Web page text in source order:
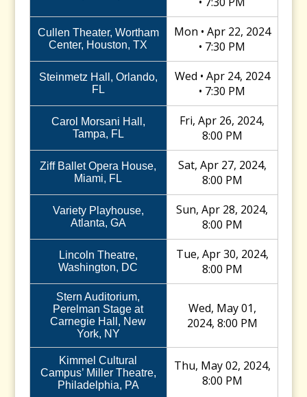
Cullen Theater, Wortham
Center, Houston, TX
Mon • Apr 22, 2024
• 7:30 PM
Steinmetz Hall, Orlando,
FL
Wed • Apr 24, 2024
• 7:30 PM
Carol Morsani Hall,
Tampa, FL
Fri, Apr 26, 2024,
8:00 PM
Ziff Ballet Opera House,
Miami, FL
Sat, Apr 27, 2024,
8:00 PM
Variety Playhouse,
Atlanta, GA
Sun, Apr 28, 2024,
8:00 PM
Lincoln Theatre,
Washington, DC
Tue, Apr 30, 2024,
8:00 PM
Stern Auditorium,
Perelman Stage at
Carnegie Hall, New
York, NY
Wed, May 01,
2024, 8:00 PM
Kimmel Cultural
Campus’ Miller Theatre,
Philadelphia, PA
Thu, May 02, 2024,
8:00 PM